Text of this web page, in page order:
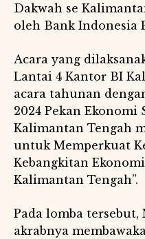
Dakwah se
oleh Bank Indonesia
Acara yang
Lantai 4 Kantor BI
acara tahunan
2024 Pekan Ekonomi
Kalimantan Tengah
untuk Memperkuat
Kebangkitan
Kalimantan Tengah”.
Pada lomba tersebut,
akrabnya